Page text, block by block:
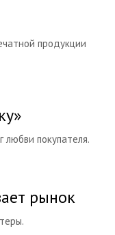
продукции
любви покупателя.
рынок